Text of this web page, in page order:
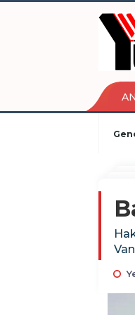
kaçak bahis
deneme bonusu veren